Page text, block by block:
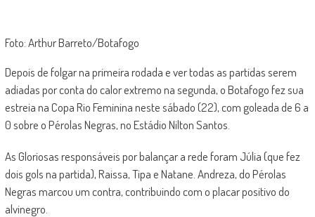
Foto: Arthur Barreto/Botafogo
Depois de folgar na primeira rodada e ver todas as partidas serem
adiadas por conta do calor extremo na segunda, o Botafogo fez sua
estreia na Copa Rio Feminina neste sábado (22), com goleada de 6 a
0 sobre o Pérolas Negras, no Estádio Nilton Santos.
As Gloriosas responsáveis por balançar a rede foram Júlia (que fez
dois gols na partida), Raissa, Tipa e Natane. Andreza, do Pérolas
Negras marcou um contra, contribuindo com o placar positivo do
alvinegro.